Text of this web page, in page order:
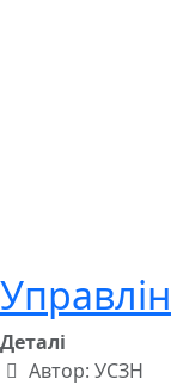
Деталі
Автор: УСЗН